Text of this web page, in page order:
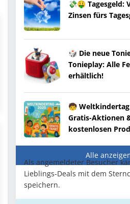
💸🤑 Tagesgeld:
Zinsen fürs
🎲 Die neue
Tonieplay: Alle
erhältlich!
🧒
Gratis-Aktionen
kostenlosen
Alle
Als angemeldeter Besucher
Lieblings-Deals mit dem
speichern.